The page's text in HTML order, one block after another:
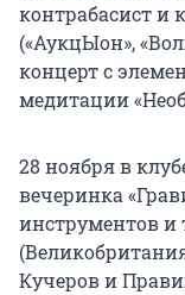
контрабасист и
(«АукцЫон»,
концерт с
медитации
28 ноября в
вечеринка
инструментов и
Кучеров и